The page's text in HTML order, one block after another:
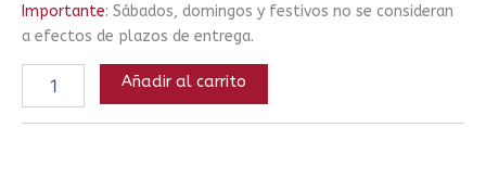
Importante: Sábados, domingos y festivos no se consideran
a efectos de plazos de entrega.
Añadir al carrito